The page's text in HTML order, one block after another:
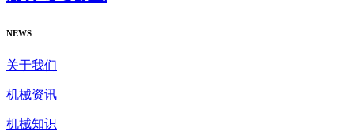
NEWS
关于我们
机械资讯
机械知识